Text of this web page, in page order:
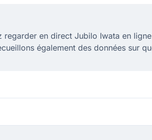
en direct Jubilo Iwata en
également des données sur